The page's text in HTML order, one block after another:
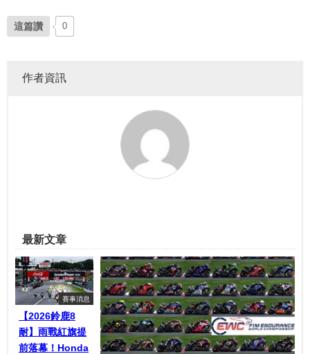
這篇讚 0
作者資訊
最新文章
賽事消息
【2026鈴鹿8
耐】雨戰紅旗提
前落幕！Honda